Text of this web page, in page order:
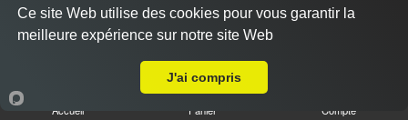
Accueil Panier Compte
Ce site Web utilise des cookies pour vous garantir la
meilleure expérience sur notre site Web
J'ai compris